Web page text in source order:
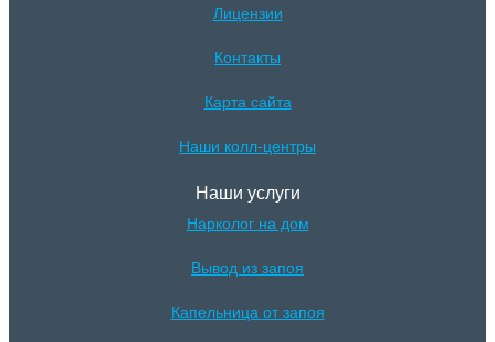
Лицензии
Контакты
Карта сайта
Наши колл-центры
Наши услуги
Нарколог на дом
Вывод из запоя
Капельница от запоя